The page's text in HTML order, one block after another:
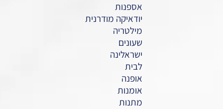
אספנות
יודאיקה מודרנית
מילטריה
שעונים
ישראלינה
לבית
אופנה
אומנות
מתנות